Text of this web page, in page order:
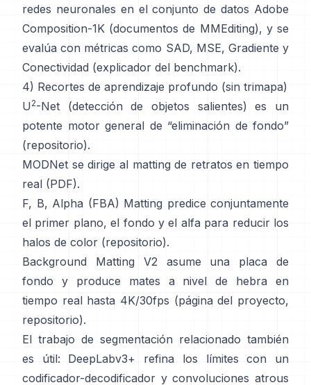
redes neuronales en el conjunto de datos Adobe
Composition-1K (documentos de MMEditing), y se
evalúa con métricas como SAD, MSE, Gradiente y
Conectividad (explicador del benchmark).
4) Recortes de aprendizaje profundo (sin trimapa)
U 2-Net (detección de objetos salientes) es un
potente motor general de “eliminación de fondo”
(repositorio).
MODNet se dirige al matting de retratos en tiempo
real (PDF).
F, B, Alpha (FBA) Matting predice conjuntamente
el primer plano, el fondo y el alfa para reducir los
halos de color (repositorio).
Background Matting V2 asume una placa de
fondo y produce mates a nivel de hebra en
tiempo real hasta 4K/30fps (página del proyecto,
repositorio).
El trabajo de segmentación relacionado también
es útil:
DeepLabv3+ refina los límites con un
codificador-decodificador y convoluciones atrous